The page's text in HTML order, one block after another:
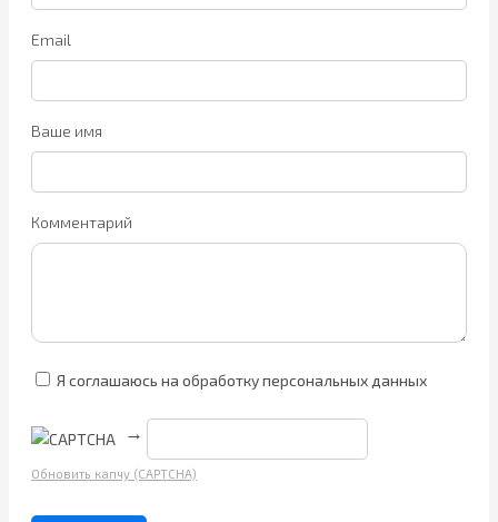
Email
Ваше имя
Комментарий
Я соглашаюсь на обработку персональных данных
→
Обновить капчу (CAPTCHA)